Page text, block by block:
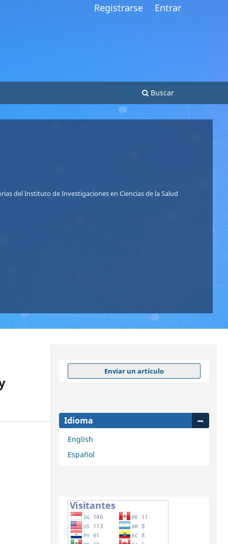
Registrarse Entrar
Buscar
del Instituto de Investigaciones en Ciencias de la Salud
Enviar un artículo
Idioma
English
Español